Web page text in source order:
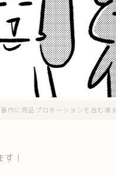
内に商品プロモーションを含む場
！